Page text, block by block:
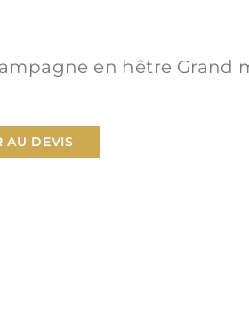
en hêtre Grand
AU DEVIS